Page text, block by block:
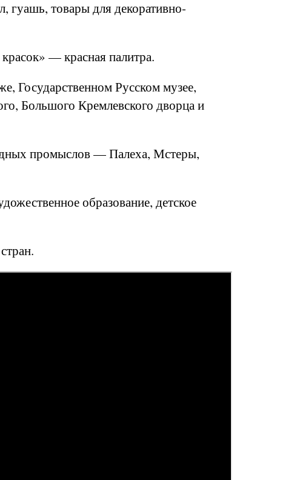
гуашь, товары для декоративно-
— красная палитра.
Государственном Русском музее,
Большого Кремлевского дворца и
промыслов — Палеха, Мстеры,
образование, детское